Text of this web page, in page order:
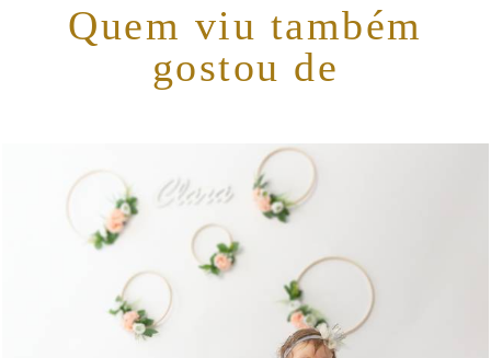
Quem viu também
gostou de